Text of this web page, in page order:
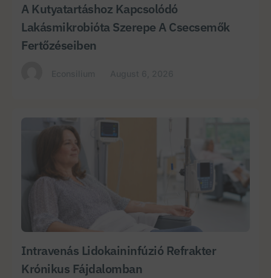
A Kutyatartáshoz Kapcsolódó
Lakásmikrobióta Szerepe A Csecsemők
Fertőzéseiben
Intravenás Lidokaininfúzió Refrakter
Krónikus Fájdalomban